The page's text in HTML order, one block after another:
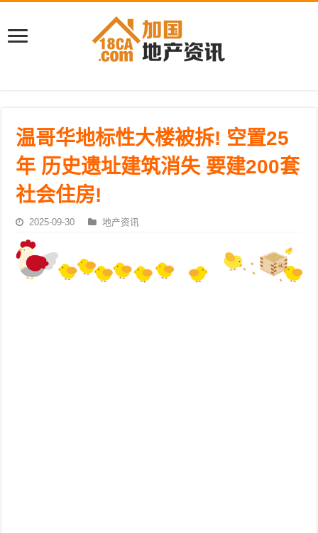
温哥华地标性大楼被拆! 空置25
年 历史遗址建筑消失 要建200套
社会住房!
2025-09-30 地产资讯